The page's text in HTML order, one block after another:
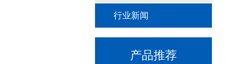
行业新闻
产品推荐